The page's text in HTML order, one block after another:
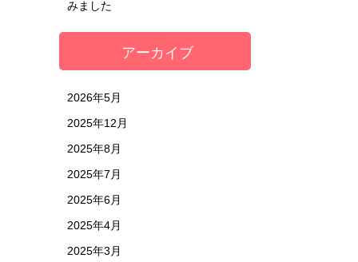
みました
アーカイブ
2026年5月
2025年12月
2025年8月
2025年7月
2025年6月
2025年4月
2025年3月